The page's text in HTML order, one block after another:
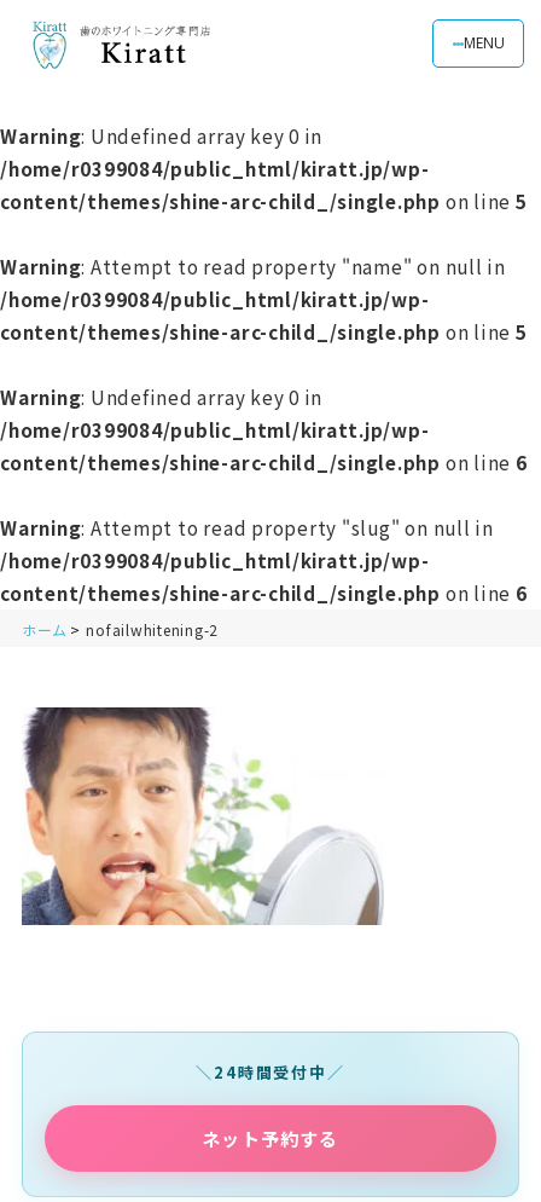
MENU
Warning: Undefined array key 0 in
/home/r0399084/public_html/kiratt.jp/wp-
content/themes/shine-arc-child_/single.php on line 5
Warning: Attempt to read property "name" on null in
/home/r0399084/public_html/kiratt.jp/wp-
content/themes/shine-arc-child_/single.php on line 5
Warning: Undefined array key 0 in
/home/r0399084/public_html/kiratt.jp/wp-
content/themes/shine-arc-child_/single.php on line 6
Warning: Attempt to read property "slug" on null in
/home/r0399084/public_html/kiratt.jp/wp-
content/themes/shine-arc-child_/single.php on line 6
ホーム nofailwhitening-2
24時間受付中
ネット予約する